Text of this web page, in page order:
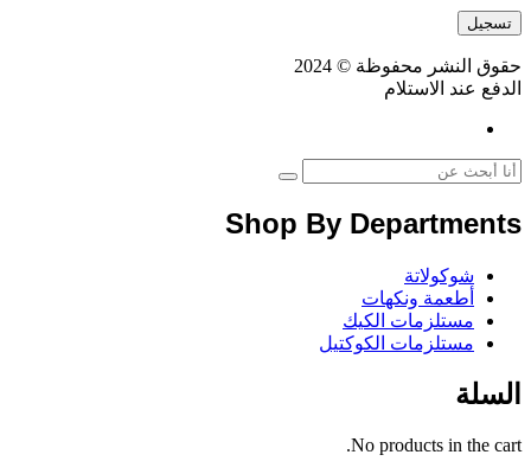
حقوق النشر محفوظة © 2024
الدفع عند الاستلام
Shop By Departments
شوكولاتة
أطعمة ونكهات
مستلزمات الكيك
مستلزمات الكوكتيل
السلة
No products in the cart.